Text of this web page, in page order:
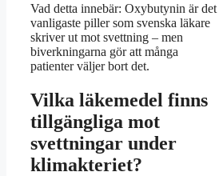
Vad detta innebär: Oxybutynin är det
vanligaste piller som svenska läkare
skriver ut mot svettning – men
biverkningarna gör att många
patienter väljer bort det.
Vilka läkemedel finns
tillgängliga mot
svettningar under
klimakteriet?